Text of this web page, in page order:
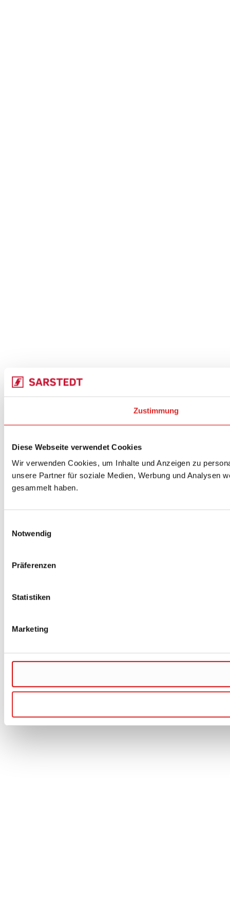
Zustimmung
Diese Webseite verwendet Cookies
Wir verwenden Cookies, um Inhalte und Anzeigen zu
unsere Partner für soziale Medien, Werbung und Analysen
gesammelt haben.
Notwendig
Präferenzen
Statistiken
Marketing